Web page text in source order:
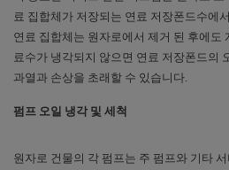
료 집합체가 저장되는 연료 저장폰드수에
연료 집합체는 원자로에서 제거 된 후에도
료수가 냉각되지 않으면 연료 저장폰드의
과열과 손상을 초래할 수 있습니다
펌프 오일 냉각 및 세척
원자로 건물의 각 펌프는 주 펌프와 기타